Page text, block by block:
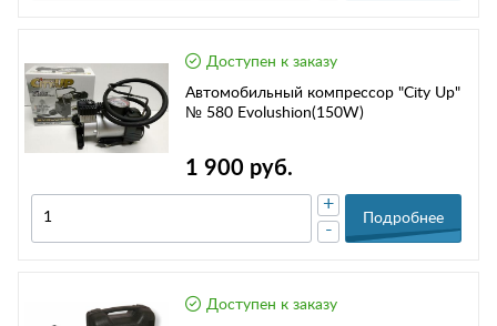
Доступен к заказу
Автомобильный компрессор "City Up"
№ 580 Evolushion(150W)
1 900 руб.
-
+
Подробнее
Доступен к заказу